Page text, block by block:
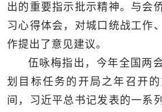
出的重要指示批示精神。与会
习心得体会，对城口统战工作
作提出了意见建议。
伍咏梅指出，今年全国两
划目标任务的开局之年召开
间，习近平总书记发表的一系